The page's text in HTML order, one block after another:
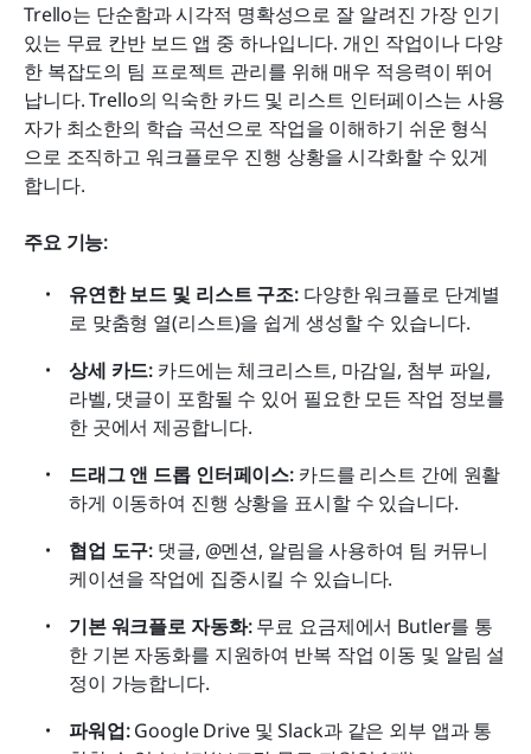
Trello는 단순함과 시각적 명확성으로 잘 알려진 가장 인기
있는 무료 칸반 보드 앱 중 하나입니다. 개인 작업이나 다양
한 복잡도의 팀 프로젝트 관리를 위해 매우 적응력이 뛰어
납니다. Trello의 익숙한 카드 및 리스트 인터페이스는 사용
자가 최소한의 학습 곡선으로 작업을 이해하기 쉬운 형식
으로 조직하고 워크플로우 진행 상황을 시각화할 수 있게
합니다.
주요 기능:
유연한 보드 및 리스트 구조: 다양한 워크플로 단계별
로 맞춤형 열(리스트)을 쉽게 생성할 수 있습니다.
상세 카드: 카드에는 체크리스트, 마감일, 첨부 파일,
라벨, 댓글이 포함될 수 있어 필요한 모든 작업 정보를
한 곳에서 제공합니다.
드래그 앤 드롭 인터페이스: 카드를 리스트 간에 원활
하게 이동하여 진행 상황을 표시할 수 있습니다.
협업 도구: 댓글, @멘션, 알림을 사용하여 팀 커뮤니
케이션을 작업에 집중시킬 수 있습니다.
기본 워크플로 자동화: 무료 요금제에서 Butler를 통
한 기본 자동화를 지원하여 반복 작업 이동 및 알림 설
정이 가능합니다.
파워업: Google Drive 및 Slack과 같은 외부 앱과 통